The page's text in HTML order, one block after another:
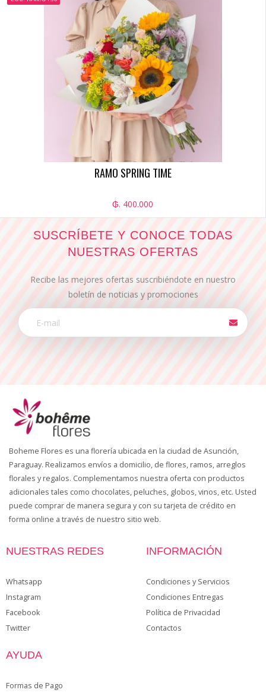
RAMO SPRING TIME
₲. 400.000
SUSCRÍBETE Y CONOCE TODAS
NUESTRAS OFERTAS
Recibe las mejores ofertas suscribiéndote en nuestro
boletín de noticias y promociones
Boheme Flores es una florería ubicada en la ciudad de Asunción,
Paraguay. Realizamos envíos a domicilio, de flores, ramos, arreglos
florales y regalos. Complementamos nuestra oferta con productos
adicionales tales como chocolates, peluches, globos, vinos, etc. Usted
puede comprar de manera segura y con su tarjeta de crédito en
forma online a través de nuestro sitio web.
NUESTRAS REDES
Whatsapp
Instagram
Facebook
Twitter
INFORMACIÓN
Condiciones y Servicios
Condiciones Entregas
Política de Privacidad
Contactos
AYUDA
Formas de Pago